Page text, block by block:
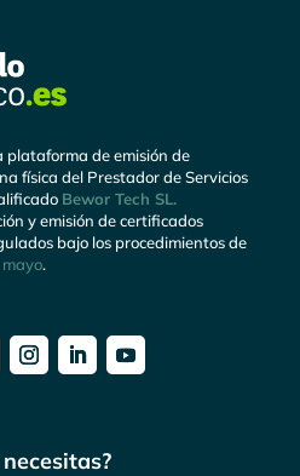
plataforma de emisión de
física del Prestador de Servicios
Bewor Tech SL.
y emisión de certificados
bajo los procedimientos de
.
necesitas?